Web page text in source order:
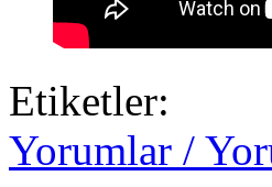
Etiketler:
Yorumlar /